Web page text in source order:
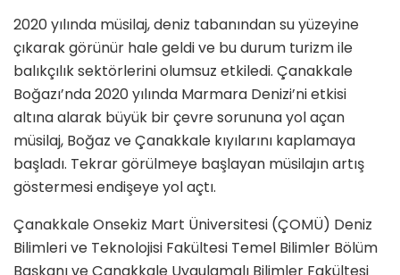
2020 yılında müsilaj, deniz tabanından su yüzeyine
çıkarak görünür hale geldi ve bu durum turizm ile
balıkçılık sektörlerini olumsuz etkiledi. Çanakkale
Boğazı’nda 2020 yılında Marmara Denizi’ni etkisi
altına alarak büyük bir çevre sorununa yol açan
müsilaj, Boğaz ve Çanakkale kıyılarını kaplamaya
başladı. Tekrar görülmeye başlayan müsilajın artış
göstermesi endişeye yol açtı.
Çanakkale Onsekiz Mart Üniversitesi (ÇOMÜ) Deniz
Bilimleri ve Teknolojisi Fakültesi Temel Bilimler Bölüm
Başkanı ve Çanakkale Uygulamalı Bilimler Fakültesi